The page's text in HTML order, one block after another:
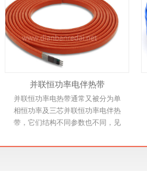
并联恒功率电伴热带
并联恒功率电热带通常又被分为单
相恒功率及三芯并联恒功率电伴热
带，它们结构不同参数也不同，见
是由多个发热节在